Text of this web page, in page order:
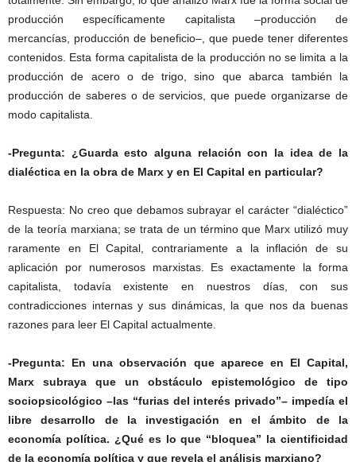
producción específicamente capitalista –producción de
mercancías, producción de beneficio–, que puede tener diferentes
contenidos. Esta forma capitalista de la producción no se limita a la
producción de acero o de trigo, sino que abarca también la
producción de saberes o de servicios, que puede organizarse de
modo capitalista.
-Pregunta: ¿Guarda esto alguna relación con la idea de la
dialéctica en la obra de Marx y en El Capital en particular?
Respuesta: No creo que debamos subrayar el carácter “dialéctico”
de la teoría marxiana; se trata de un término que Marx utilizó muy
raramente en El Capital, contrariamente a la inflación de su
aplicación por numerosos marxistas. Es exactamente la forma
capitalista, todavía existente en nuestros días, con sus
contradicciones internas y sus dinámicas, la que nos da buenas
razones para leer El Capital actualmente.
-Pregunta: En una observación que aparece en El Capital,
Marx subraya que un obstáculo epistemológico de tipo
sociopsicológico –las “furias del interés privado”– impedía el
libre desarrollo de la investigación en el ámbito de la
economía política. ¿Qué es lo que “bloquea” la cientificidad
de la economía política y que revela el análisis marxiano?